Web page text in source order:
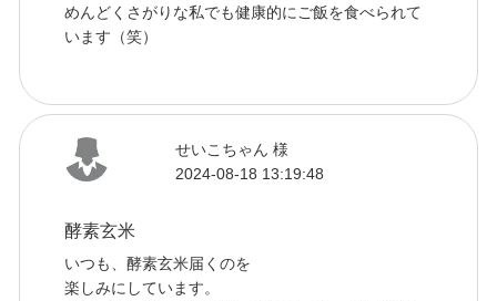
めんどくさがりな私でも健康的にご飯を食べられて
います（笑）
せいこちゃん 様
2024-08-18 13:19:48
酵素玄米
いつも、酵素玄米届くのを
楽しみにしています。